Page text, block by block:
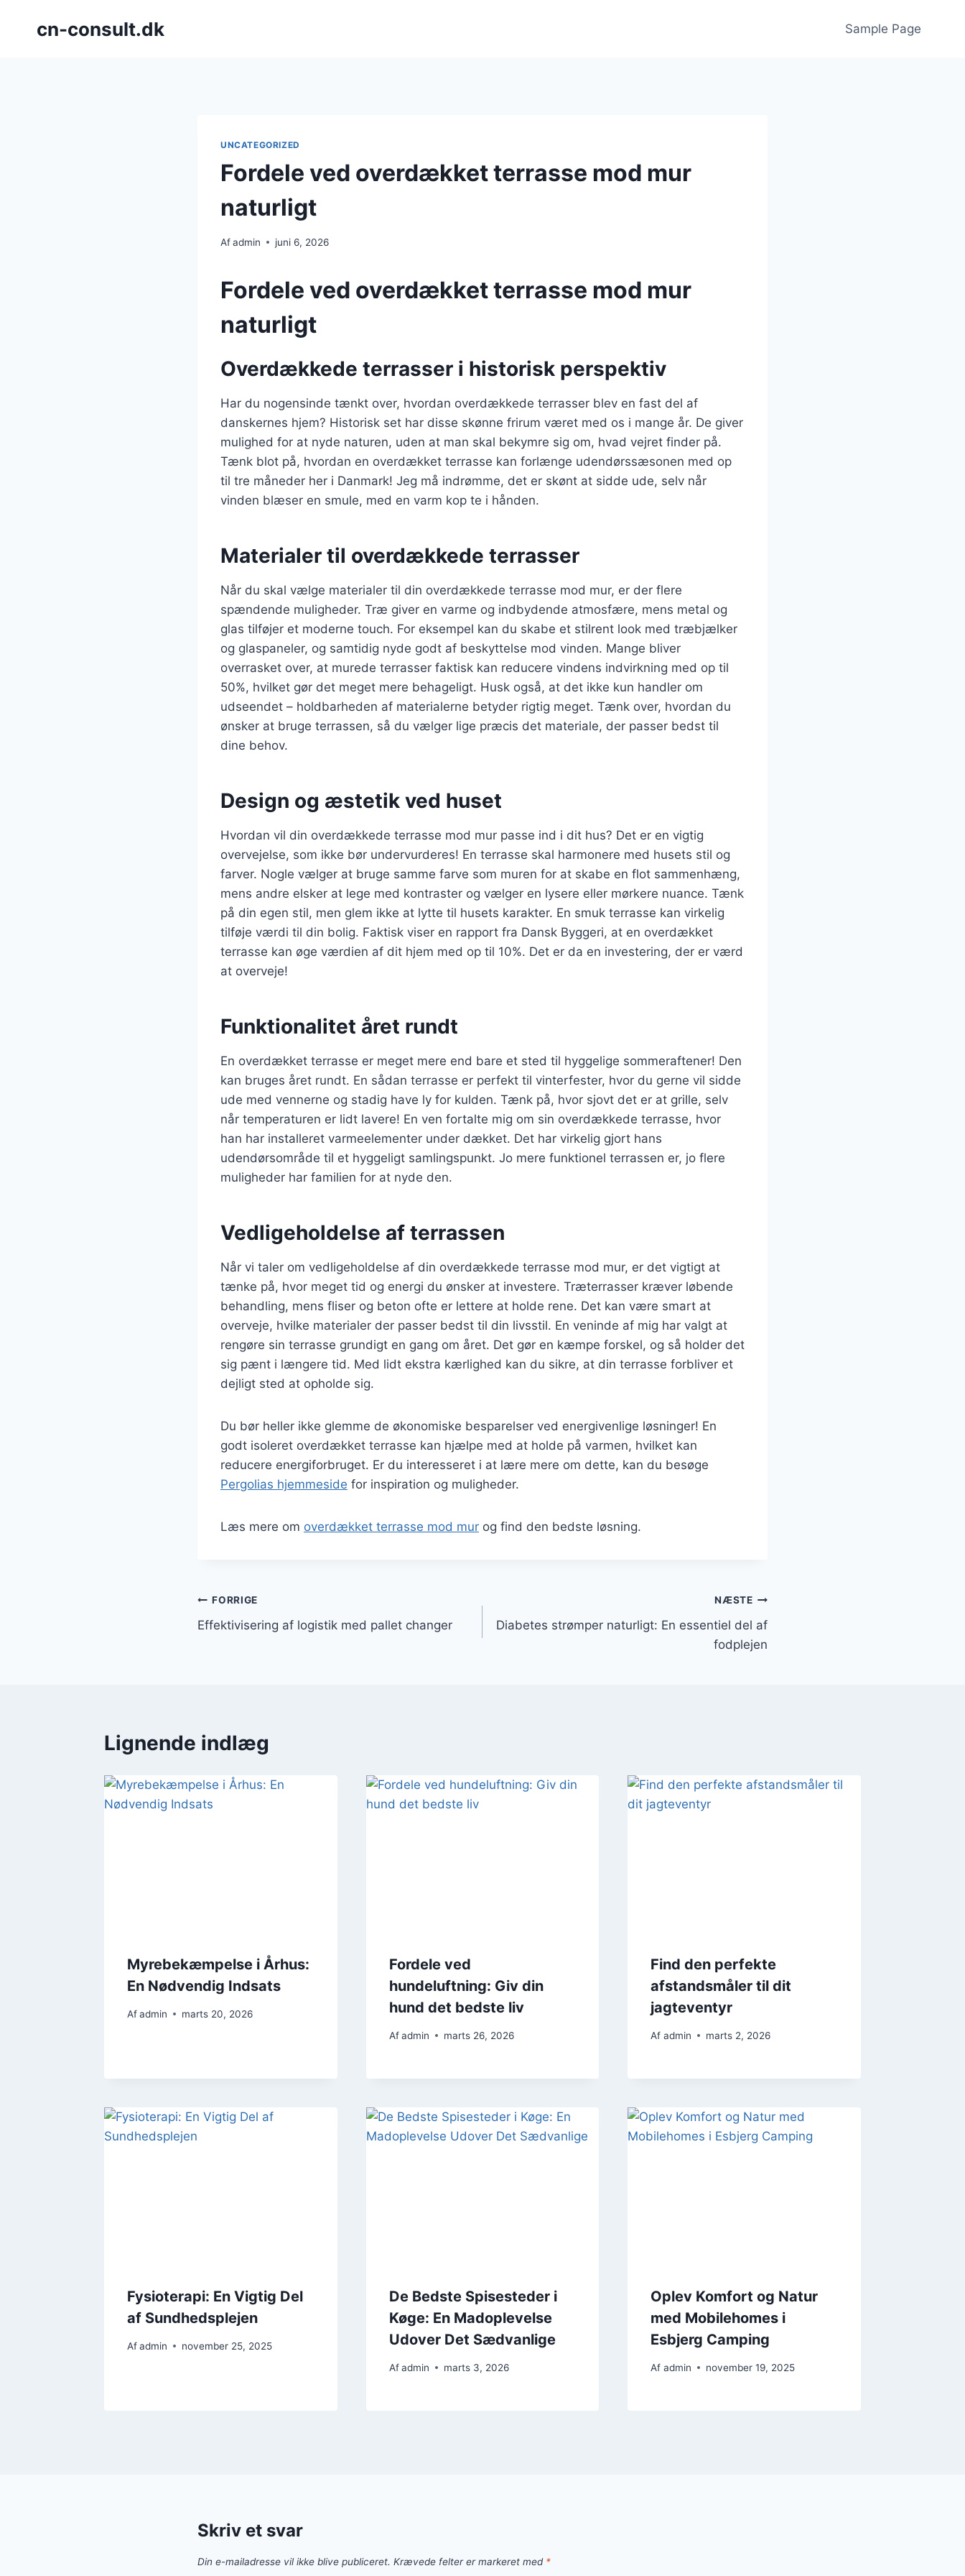
cn-consult.dk Sample Page
UNCATEGORIZED
Fordele ved overdækket terrasse mod mur
naturligt
Afadmin juni 6, 2026
Fordele ved overdækket terrasse mod mur
naturligt
Overdækkede terrasser i historisk perspektiv
Har du nogensinde tænkt over, hvordan overdækkede terrasser blev en fast del af
danskernes hjem? Historisk set har disse skønne frirum været med os i mange år. De giver
mulighed for at nyde naturen, uden at man skal bekymre sig om, hvad vejret finder på.
Tænk blot på, hvordan en overdækket terrasse kan forlænge udendørssæsonen med op
til tre måneder her i Danmark! Jeg må indrømme, det er skønt at sidde ude, selv når
vinden blæser en smule, med en varm kop te i hånden.
Materialer til overdækkede terrasser
Når du skal vælge materialer til din overdækkede terrasse mod mur, er der flere
spændende muligheder. Træ giver en varme og indbydende atmosfære, mens metal og
glas tilføjer et moderne touch. For eksempel kan du skabe et stilrent look med træbjælker
og glaspaneler, og samtidig nyde godt af beskyttelse mod vinden. Mange bliver
overrasket over, at murede terrasser faktisk kan reducere vindens indvirkning med op til
50%, hvilket gør det meget mere behageligt. Husk også, at det ikke kun handler om
udseendet – holdbarheden af materialerne betyder rigtig meget. Tænk over, hvordan du
ønsker at bruge terrassen, så du vælger lige præcis det materiale, der passer bedst til
dine behov.
Design og æstetik ved huset
Hvordan vil din overdækkede terrasse mod mur passe ind i dit hus? Det er en vigtig
overvejelse, som ikke bør undervurderes! En terrasse skal harmonere med husets stil og
farver. Nogle vælger at bruge samme farve som muren for at skabe en flot sammenhæng,
mens andre elsker at lege med kontraster og vælger en lysere eller mørkere nuance. Tænk
på din egen stil, men glem ikke at lytte til husets karakter. En smuk terrasse kan virkelig
tilføje værdi til din bolig. Faktisk viser en rapport fra Dansk Byggeri, at en overdækket
terrasse kan øge værdien af dit hjem med op til 10%. Det er da en investering, der er værd
at overveje!
Funktionalitet året rundt
En overdækket terrasse er meget mere end bare et sted til hyggelige sommeraftener! Den
kan bruges året rundt. En sådan terrasse er perfekt til vinterfester, hvor du gerne vil sidde
ude med vennerne og stadig have ly for kulden. Tænk på, hvor sjovt det er at grille, selv
når temperaturen er lidt lavere! En ven fortalte mig om sin overdækkede terrasse, hvor
han har installeret varmeelementer under dækket. Det har virkelig gjort hans
udendørsområde til et hyggeligt samlingspunkt. Jo mere funktionel terrassen er, jo flere
muligheder har familien for at nyde den.
Vedligeholdelse af terrassen
Når vi taler om vedligeholdelse af din overdækkede terrasse mod mur, er det vigtigt at
tænke på, hvor meget tid og energi du ønsker at investere. Træterrasser kræver løbende
behandling, mens fliser og beton ofte er lettere at holde rene. Det kan være smart at
overveje, hvilke materialer der passer bedst til din livsstil. En veninde af mig har valgt at
rengøre sin terrasse grundigt en gang om året. Det gør en kæmpe forskel, og så holder det
sig pænt i længere tid. Med lidt ekstra kærlighed kan du sikre, at din terrasse forbliver et
dejligt sted at opholde sig.
Du bør heller ikke glemme de økonomiske besparelser ved energivenlige løsninger! En
godt isoleret overdækket terrasse kan hjælpe med at holde på varmen, hvilket kan
reducere energiforbruget. Er du interesseret i at lære mere om dette, kan du besøge
Pergolias hjemmeside for inspiration og muligheder.
Læs mere om overdækket terrasse mod mur og find den bedste løsning.
Indlægsnavigation
FORRIGE
Effektivisering af logistik med pallet changer
NÆSTE
Diabetes strømper naturligt: En essentiel del af
fodplejen
Lignende indlæg
Myrebekæmpelse i Århus:
En Nødvendig Indsats
Afadmin marts 20, 2026
Fordele ved
hundeluftning: Giv din
hund det bedste liv
Af admin marts 26, 2026
Find den perfekte
afstandsmåler til dit
jagteventyr
Af admin marts 2, 2026
Fysioterapi: En Vigtig Del
af Sundhedsplejen
Afadmin november 25, 2025
De Bedste Spisesteder i
Køge: En Madoplevelse
Udover Det Sædvanlige
Af admin marts 3, 2026
Oplev Komfort og Natur
med Mobilehomes i
Esbjerg Camping
Af admin november 19, 2025
Skriv et svar
Din e-mailadresse vil ikke blive publiceret. Krævede felter er markeret med *